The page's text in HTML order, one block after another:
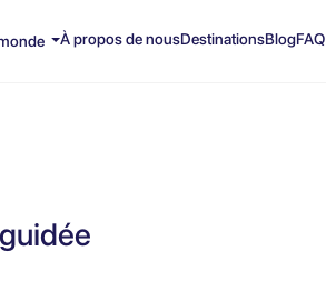
À propos de nousDestinationsBlogFAQ